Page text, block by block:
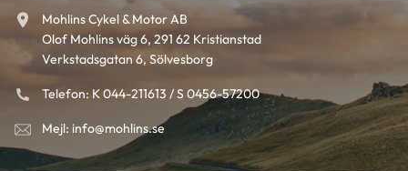
Mohlins Cykel & Motor AB
Olof Mohlins väg 6, 291 62 Kristianstad
Verkstadsgatan 6, Sölvesborg
Telefon: K 044-211613 / S 0456-57200
Mejl: info@mohlins.se